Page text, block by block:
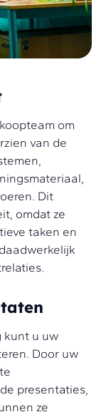
om
van de
Dit
omdat ze
taken en
kunt u uw
Door uw
presentaties,
ze